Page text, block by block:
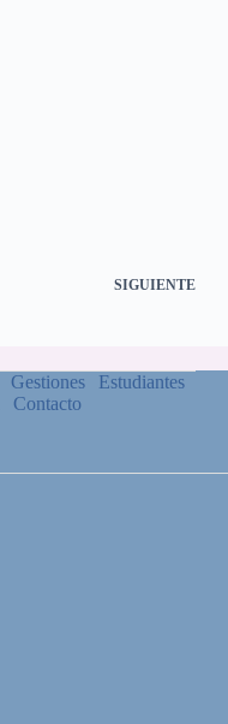
SIGUIENTE
Gestiones
Estudiantes
Contacto